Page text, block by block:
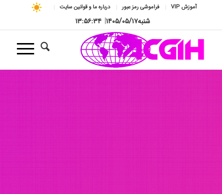
آموزش VIP فراموشی رمز عبور درباره ما و قوانین سایت
شنبه۱۴۰۵/۰۵/۱۷| ۱۳:۵۶:۳۶